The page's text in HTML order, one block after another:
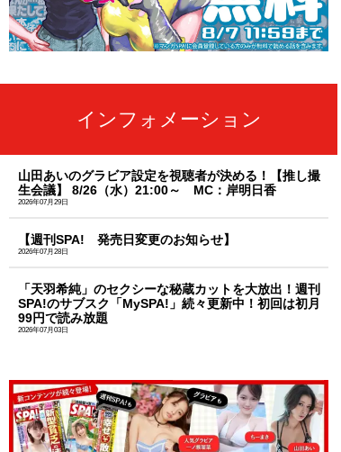
インフォメーション
山田あいのグラビア設定を視聴者が決める！【推し撮
生会議】 8/26（水）21:00～ MC：岸明日香
2026年07月29日
【週刊SPA! 発売日変更のお知らせ】
2026年07月28日
「天羽希純」のセクシーな秘蔵カットを大放出！週刊
SPA!のサブスク「MySPA!」続々更新中！初回は初月
99円で読み放題
2026年07月03日